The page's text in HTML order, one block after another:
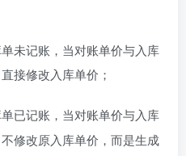
未记账，当对账单价与入库
接修改入库单价；
已记账，当对账单价与入库
修改原入库单价，而是生成